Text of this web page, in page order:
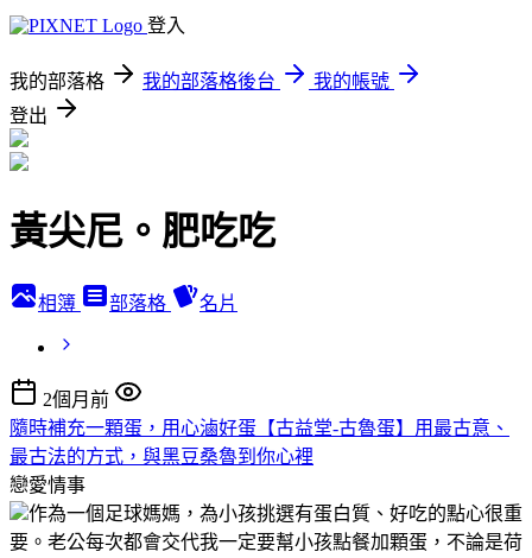
登入
我的部落格 我的部落格後台
我的帳號
登出
黃尖尼。肥吃吃
相簿 部落格 名片
2個月前
隨時補充一顆蛋，用心滷好蛋【古益堂-古魯蛋】用最古意、
最古法的方式，與黑豆桑魯到你心裡
戀愛情事
作為一個足球媽媽，為小孩挑選有蛋白質、好吃的點心很重
要。老公每次都會交代我一定要幫小孩點餐加顆蛋，不論是荷